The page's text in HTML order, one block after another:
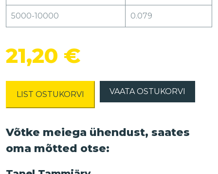
5000-10000 0.079
21,20 €
LIST OSTUKORVI VAATA OSTUKORVI
Võtke meiega ühendust, saates
oma mõtted otse: